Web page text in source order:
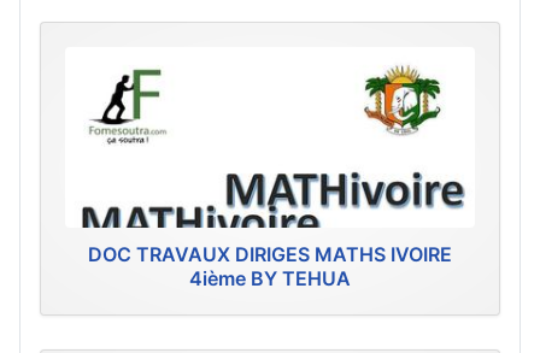
DOC TRAVAUX DIRIGES MATHS IVOIRE
4ième BY TEHUA